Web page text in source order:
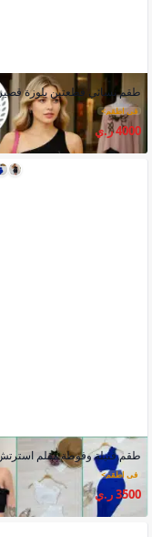
في اطقم>
4000 ر.ي
في اطقم>
3500 ر.ي